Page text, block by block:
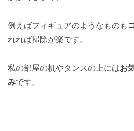
例えばフィギュアのようなものも
れれば掃除が楽です。
私の部屋の机やタンスの上にはお
みです。